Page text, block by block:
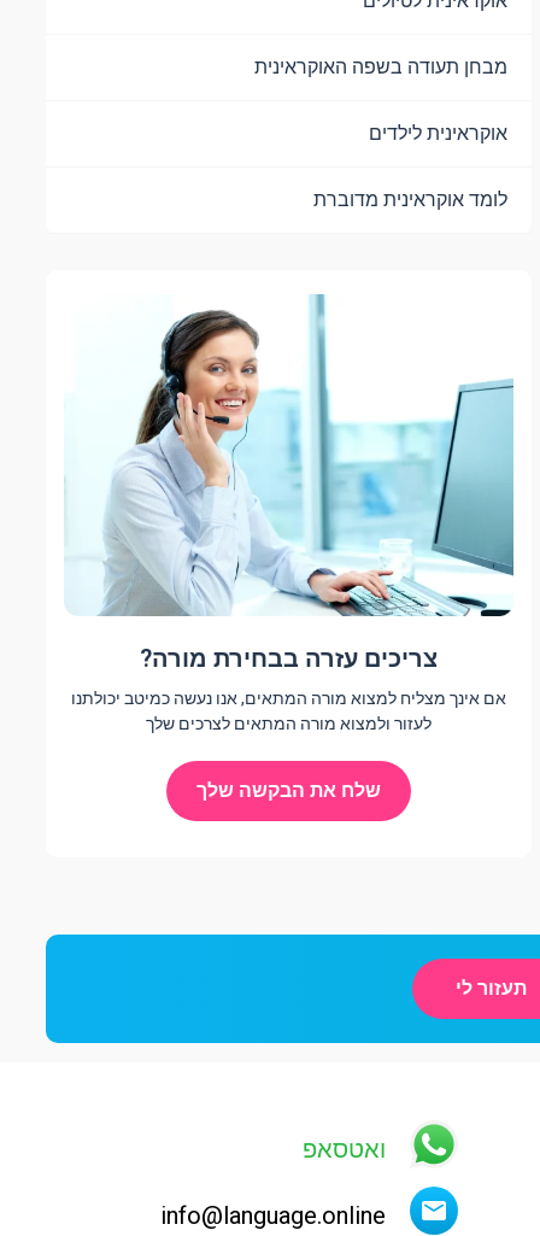
מבחן תעודה בשפה האוקראינית
אוקראינית לילדים
לומד אוקראינית מדוברת
צריכים עזרה בבחירת מורה?
אם אינך מצליח למצוא מורה המתאים, אנו נעשה כמיטב יכולתנו
לעזור ולמצוא מורה המתאים לצרכים שלך
שלח את הבקשה שלך
תעזור לי
ואטסאפ
info@language.online